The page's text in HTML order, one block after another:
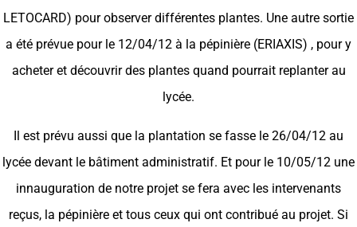
LETOCARD) pour observer différentes plantes. Une autre sortie
a été prévue pour le 12/04/12 à la pépinière (ERIAXIS) , pour y
acheter et découvrir des plantes quand pourrait replanter au
lycée.
Il est prévu aussi que la plantation se fasse le 26/04/12 au
lycée devant le bâtiment administratif. Et pour le 10/05/12 une
innauguration de notre projet se fera avec les intervenants
reçus, la pépinière et tous ceux qui ont contribué au projet. Si